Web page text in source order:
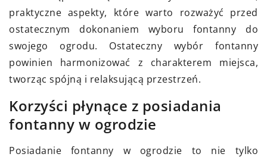
praktyczne aspekty, które warto rozważyć przed
ostatecznym dokonaniem wyboru fontanny do
swojego ogrodu. Ostateczny wybór fontanny
powinien harmonizować z charakterem miejsca,
tworząc spójną i relaksującą przestrzeń.
Korzyści płynące z posiadania
fontanny w ogrodzie
Posiadanie fontanny w ogrodzie to nie tylko